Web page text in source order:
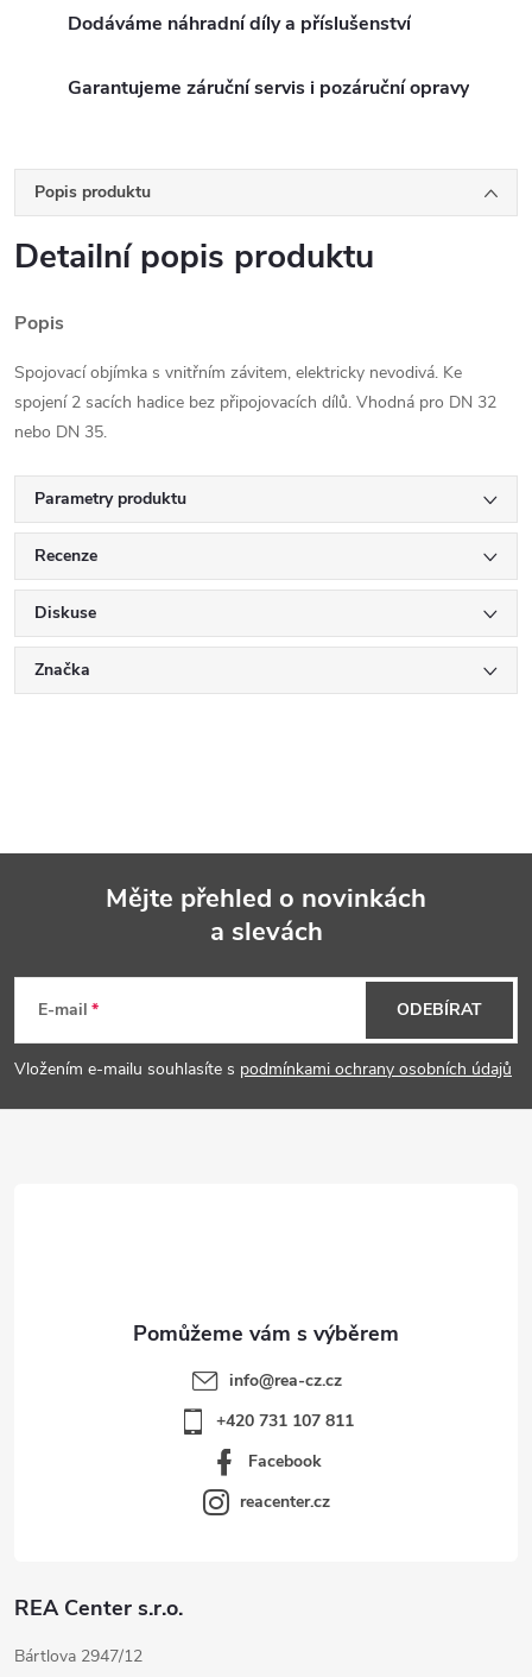
Dodáváme náhradní díly a příslušenství
Garantujeme záruční servis i pozáruční opravy
Popis produktu
Detailní popis produktu
Popis
Spojovací objímka s vnitřním závitem, elektricky nevodivá. Ke
spojení 2 sacích hadice bez připojovacích dílů. Vhodná pro DN 32
nebo DN 35.
Parametry produktu
Recenze
Diskuse
Značka
p
a
Mějte přehled o novinkách
a slevách
E-mail
Vložením e-mailu souhlasíte s podmínkami ochrany osobních údajů
ODEBÍRAT
REA Center s.r.o.
Bártlova 2947/12
info@rea-cz.cz
+420 731 107 811
Facebook
reacenter.cz